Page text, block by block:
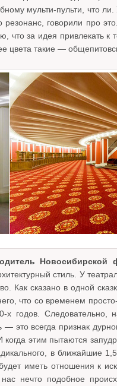
мульти-пульти, что
говорили про
за идея привлекать к
цвета такие —
Новосибирской
стиль. У
Как сказано в одной
что со временем
годов. Следовательно,
это всегда признак
этим пытаются
в ближайшие
иметь отношения к
нечто подобное